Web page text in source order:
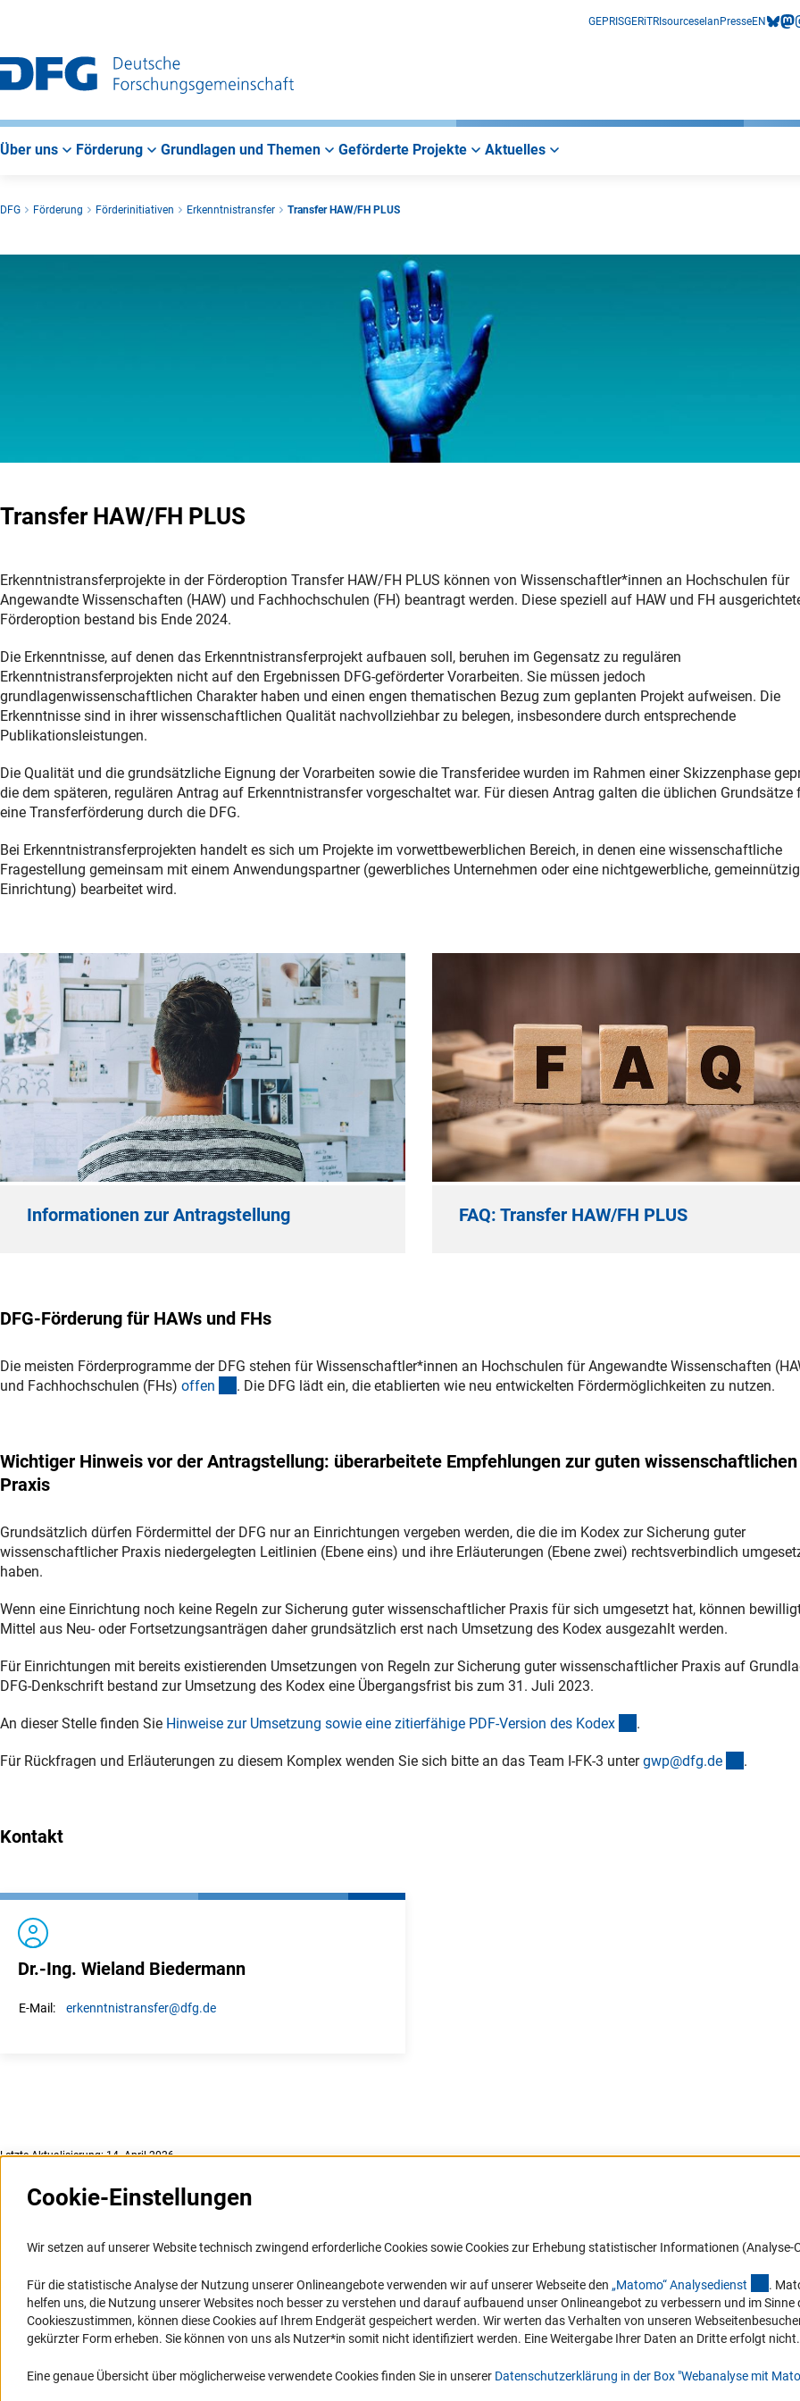
GEPRISGERiTRIsourceselan PresseEN
Über uns Förderung Grundlagen und Themen Geförderte Projekte Aktuelles
DFG Förderung Förderinitiativen Erkenntnistransfer Transfer HAW/FH PLUS
Transfer HAW/FH PLUS
Erkenntnistransferprojekte in der Förderoption Transfer HAW/FH PLUS können von Wissenschaftler*innen an Hochschulen für
Angewandte Wissenschaften (HAW) und Fachhochschulen (FH) beantragt werden. Diese speziell auf HAW und FH
Förderoption bestand bis Ende 2024.
Die Erkenntnisse, auf denen das Erkenntnistransferprojekt aufbauen soll, beruhen im Gegensatz zu regulären
Erkenntnistransferprojekten nicht auf den Ergebnissen DFG-geförderter Vorarbeiten. Sie müssen jedoch
grundlagenwissenschaftlichen Charakter haben und einen engen thematischen Bezug zum geplanten Projekt aufweisen. Die
Erkenntnisse sind in ihrer wissenschaftlichen Qualität nachvollziehbar zu belegen, insbesondere durch entsprechende
Publikationsleistungen.
Die Qualität und die grundsätzliche Eignung der Vorarbeiten sowie die Transferidee wurden im Rahmen einer Skizzenphase
die dem späteren, regulären Antrag auf Erkenntnistransfer vorgeschaltet war. Für diesen Antrag galten die üblichen Grundsätze
eine Transferförderung durch die DFG.
Bei Erkenntnistransferprojekten handelt es sich um Projekte im vorwettbewerblichen Bereich, in denen eine wissenschaftliche
Fragestellung gemeinsam mit einem Anwendungspartner (gewerbliches Unternehmen oder eine nichtgewerbliche,
Einrichtung) bearbeitet wird.
Informationen zur Antragstellung FAQ: Transfer HAW/FH PLUS
DFG-Förderung für HAWs und FHs
Die meisten Förderprogramme der DFG stehen für Wissenschaftler*innen an Hochschulen für Angewandte Wissenschaften
und Fachhochschulen (FHs) offen (interner Link)
. Die DFG lädt ein, die etablierten wie neu entwickelten Fördermöglichkeiten zu nutzen.
Wichtiger Hinweis vor der Antragstellung: überarbeitete Empfehlungen zur guten wissenschaftlichen
Praxis
Grundsätzlich dürfen Fördermittel der DFG nur an Einrichtungen vergeben werden, die die im Kodex zur Sicherung guter
wissenschaftlicher Praxis niedergelegten Leitlinien (Ebene eins) und ihre Erläuterungen (Ebene zwei) rechtsverbindlich
haben.
Wenn eine Einrichtung noch keine Regeln zur Sicherung guter wissenschaftlicher Praxis für sich umgesetzt hat, können
Mittel aus Neu- oder Fortsetzungsanträgen daher grundsätzlich erst nach Umsetzung des Kodex ausgezahlt werden.
Für Einrichtungen mit bereits existierenden Umsetzungen von Regeln zur Sicherung guter wissenschaftlicher Praxis auf
DFG-Denkschrift bestand zur Umsetzung des Kodex eine Übergangsfrist bis zum 31. Juli 2023.
An dieser Stelle finden Sie Hinweise zur Umsetzung sowie eine zitierfähige PDF-Version des Kodex (externer Link)
.
Für Rückfragen und Erläuterungen zu diesem Komplex wenden Sie sich bitte an das Team I-FK-3 untergwp@dfg.de .
Kontakt
Dr.-Ing. Wieland Biedermann
E-Mail: erkenntnistransfer@dfg.de
Letzte Aktualisierung: 14. April 2026
Informationssysteme
Portal Wissenschaftliche Integrität
GEPRIS
GEPRIS historisch
RIsources
FAQ
Karriere
Logo und Corporate Design
mit Behinderungen
Erklärung zur Barrierefreiheit
Barriere melden
in Ihr Mailpostfach oder schauen
die Ausgaben online an.
Zum Newsletter
Cookie-Einstellungen
Wir setzen auf unserer Website technisch zwingend erforderliche Cookies sowie Cookies zur Erhebung statistischer Informationen (Analyse-
Für die statistische Analyse der Nutzung unserer Onlineangebote verwenden wir auf unserer Webseite den „Matomo“ Analysedienst
.
helfen uns, die Nutzung unserer Websites noch besser zu verstehen und darauf aufbauend unser Onlineangebot zu verbessern und im
Cookieszustimmen, können diese Cookies auf Ihrem Endgerät gespeichert werden. Wir werten das Verhalten von unseren
gekürzter Form erheben. Sie können von uns als Nutzer*in somit nicht identifiziert werden. Eine Weitergabe Ihrer Daten an Dritte erfolgt nicht.
Eine genaue Übersicht über möglicherweise verwendete Cookies finden Sie in unserer Datenschutzerklärung in der Box "Webanalyse mit